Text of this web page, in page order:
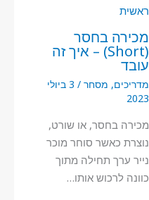
מכירה בחסר
(Short) – איך זה
עובד
מדריכים, מסחר /
3 ביולי
2023
מכירה בחסר, או שורט,
נוצרת כאשר סוחר מוכר
נייר ערך תחילה מתוך
כוונה לרכוש אותו…